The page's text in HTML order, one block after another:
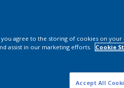
you agree to the storing of cookies on
assist in our marketing efforts.
Cookie
Accept All